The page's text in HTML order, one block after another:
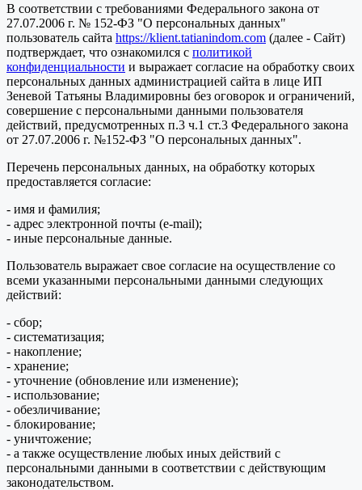
В соответствии с требованиями Федерального закона от
27.07.2006 г. № 152-ФЗ "О персональных данных"
пользователь сайта https://klient.tatianindom.com (далее - Сайт)
подтверждает, что ознакомился с политикой
конфиденциальности и выражает согласие на обработку своих
персональных данных администрацией сайта в лице ИП
Зеневой Татьяны Владимировны без оговорок и ограничений,
совершение с персональными данными пользователя
действий, предусмотренных п.3 ч.1 ст.3 Федерального закона
от 27.07.2006 г. №152-ФЗ "О персональных данных".
Перечень персональных данных, на обработку которых
предоставляется согласие:
- имя и фамилия;
- адрес электронной почты (e-mail);
- иные персональные данные.
Пользователь выражает свое согласие на осуществление со
всеми указанными персональными данными следующих
действий:
- сбор;
- систематизация;
- накопление;
- хранение;
- уточнение (обновление или изменение);
- использование;
- обезличивание;
- блокирование;
- уничтожение;
- а также осуществление любых иных действий с
персональными данными в соответствии с действующим
законодательством.